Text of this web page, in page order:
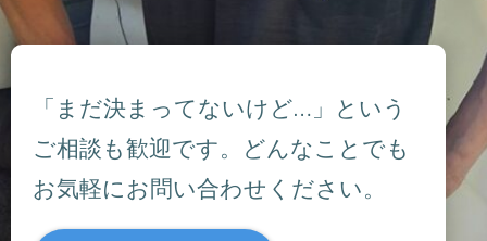
「まだ決まってないけど…」という
ご相談も歓迎です。どんなことでも
お気軽にお問い合わせください。